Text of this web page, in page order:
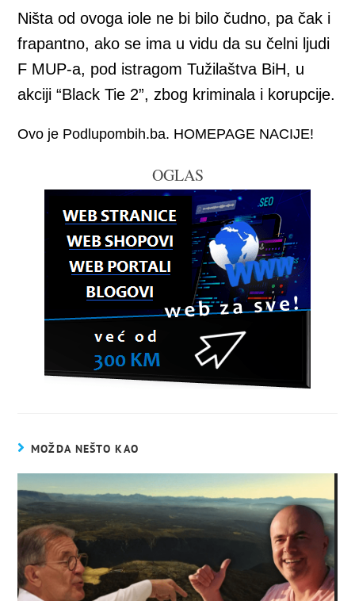
Ništa od ovoga iole ne bi bilo čudno, pa čak i
frapantno, ako se ima u vidu da su čelni ljudi
F MUP-a, pod istragom Tužilaštva BiH, u
akciji “Black Tie 2”, zbog kriminala i korupcije.
Ovo je Podlupombih.ba. HOMEPAGE NACIJE!
OGLAS
MOŽDA NEŠTO KAO